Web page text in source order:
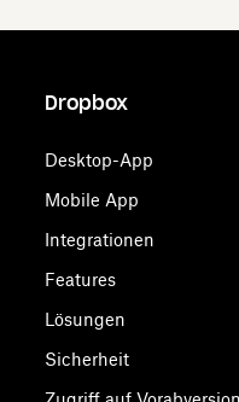
Dropbox
Desktop-App
Mobile App
Integrationen
Features
Lösungen
Sicherheit